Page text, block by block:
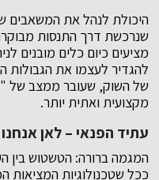
היכולת לנהל את המשאבים
שנרכשת דרך התנסות
מציעים כיום כלים מובנים
להגדיר לעצמו את הגבולות
של השוק, שעובר ממצב של
מקצועית ואתית יותר.
עתיד הפנאי – לאן
המגמה ברורה: הטשטוש בין